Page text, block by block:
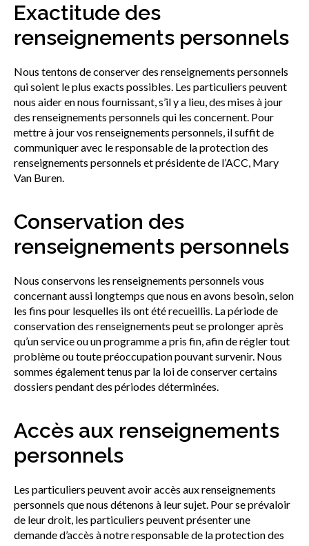
Exactitude des
renseignements personnels
Nous tentons de conserver des renseignements personnels
qui soient le plus exacts possibles. Les particuliers peuvent
nous aider en nous fournissant, s’il y a lieu, des mises à jour
des renseignements personnels qui les concernent. Pour
mettre à jour vos renseignements personnels, il suffit de
communiquer avec le responsable de la protection des
renseignements personnels et présidente de l’ACC, Mary
Van Buren.
Conservation des
renseignements personnels
Nous conservons les renseignements personnels vous
concernant aussi longtemps que nous en avons besoin, selon
les fins pour lesquelles ils ont été recueillis. La période de
conservation des renseignements peut se prolonger après
qu’un service ou un programme a pris fin, afin de régler tout
problème ou toute préoccupation pouvant survenir. Nous
sommes également tenus par la loi de conserver certains
dossiers pendant des périodes déterminées.
Accès aux renseignements
personnels
Les particuliers peuvent avoir accès aux renseignements
personnels que nous détenons à leur sujet. Pour se prévaloir
de leur droit, les particuliers peuvent présenter une
demande d’accès à notre responsable de la protection des